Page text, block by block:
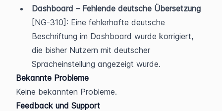
Dashboard – Fehlende deutsche Übersetzung
[NG-310]: Eine fehlerhafte deutsche
Beschriftung im Dashboard wurde korrigiert,
die bisher Nutzern mit deutscher
Spracheinstellung angezeigt wurde.
Bekannte Probleme
Keine bekannten Probleme.
Feedback und Support